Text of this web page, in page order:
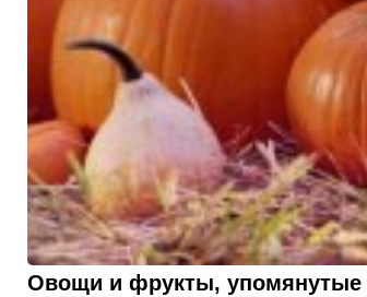
Овощи и фрукты, упомянутые